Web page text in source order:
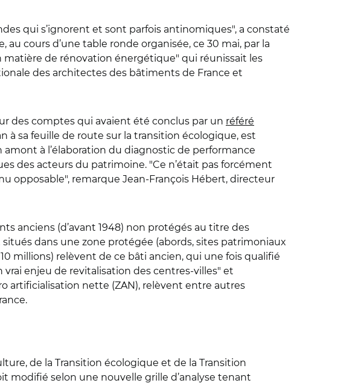
qui s’ignorent et sont parfois antinomiques", a constaté
cours d’une table ronde organisée, ce 30 mai, par la
de rénovation énergétique" qui réunissait les
des architectes des bâtiments de France et
des comptes qui avaient été conclus par un référé
à sa feuille de route sur la transition écologique, est
à l’élaboration du diagnostic de performance
des acteurs du patrimoine. "Ce n’était pas forcément
opposable", remarque Jean-François Hébert, directeur
anciens (d’avant 1948) non protégés au titre des
dans une zone protégée (abords, sites patrimoniaux
millions) relèvent de ce bâti ancien, qui une fois qualifié
enjeu de revitalisation des centres-villes" et
artificialisation nette (ZAN), relèvent entre autres
de la Transition écologique et de la Transition
modifié selon une nouvelle grille d’analyse tenant